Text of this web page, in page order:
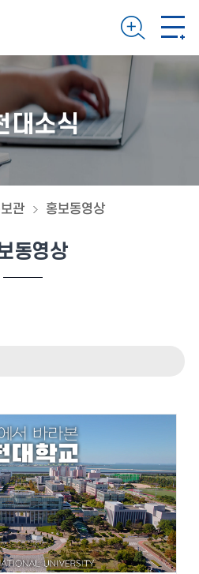
대소식
관 홍보동영상
동영상